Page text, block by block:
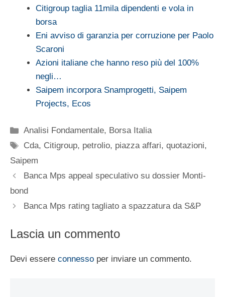
Citigroup taglia 11mila dipendenti e vola in
borsa
Eni avviso di garanzia per corruzione per Paolo
Scaroni
Azioni italiane che hanno reso più del 100%
negli…
Saipem incorpora Snamprogetti, Saipem
Projects, Ecos
Categorie
Analisi Fondamentale, Borsa Italia
Tag
Cda, Citigroup, petrolio, piazza affari,quotazioni,
Saipem
Banca Mps appeal speculativo su dossier Monti-
bond
Banca Mps rating tagliato a spazzatura da S&P
Lascia un commento
Devi essere connesso per inviare un commento.